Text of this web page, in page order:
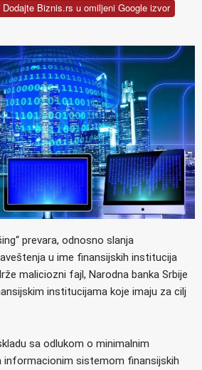
Dodajte Biznis.rs u omiljeni Google izvor
prevara, odnosno slanja
u ime finansijskih institucija
maliciozni fajl, Narodna banka Srbije
institucijama koje imaju za cilj
sa odlukom o minimalnim
informacionim sistemom finansijskih